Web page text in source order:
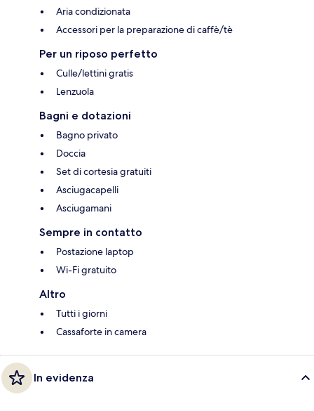
Aria condizionata
Accessori per la preparazione di caffè/tè
Per un riposo perfetto
Culle/lettini gratis
Lenzuola
Bagni e dotazioni
Bagno privato
Doccia
Set di cortesia gratuiti
Asciugacapelli
Asciugamani
Sempre in contatto
Postazione laptop
Wi-Fi gratuito
Altro
Tutti i giorni
Cassaforte in camera
In evidenza